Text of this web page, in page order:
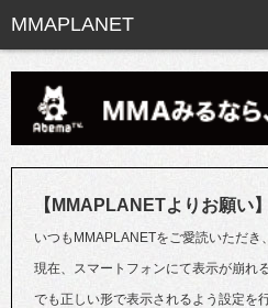
【MMAPLANETよりお願い】
いつもMMAPLANETをご愛読いただき
現在、スマートフォンにて表示が崩れ
でも正しい形で表示されるよう設定を